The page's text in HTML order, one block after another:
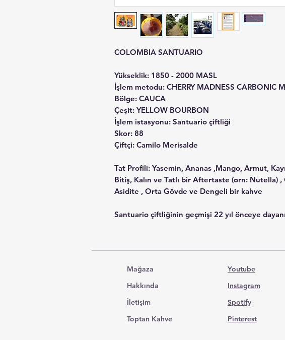
COLOMBIA SANTUARIO
Yükseklik: 1850 - 2000 MASL
İşlem metodu: CHERRY MADNESS CARBONIC
Bölge: CAUCA
Çeşit: YELLOW BOURBON
İşlem istasyonu: Santuario çiftliği
Skor: 88
Çiftçi: Camilo Merisalde
Tat Profili: Yasemin, Ananas ,Mango, Armut,
Bitiş, Kalın ve Tatlı bir Aftertaste (orn: Nutella)
Asidite , Orta Gövde ve Dengeli bir kahve
Santuario çiftliğinin geçmişi 22 yıl önceye
olarak kaliteye odaklanmaya karar verdi.
önemli olduğunu çabucak fark etti.
İlk on yıl boyunca Santuario Çiftliği, Özel Kahve
Santuario Çiftliği çok çeşitli bitki ve hayvanları,
simbiyoz içinde çalışmaya teşvik etmek için
Mağaza
Hakkında
İletişim
Toptan Kahve
Youtube
Instagram
Spotify
Pinterest